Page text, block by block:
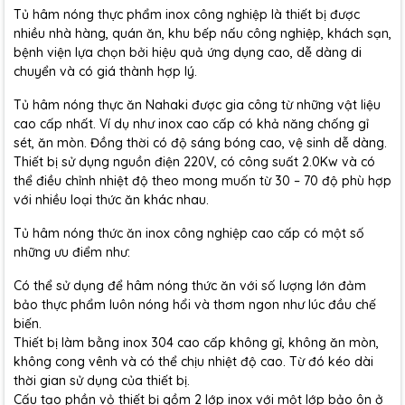
Tủ hâm nóng thực phẩm inox công nghiệp là thiết bị được
nhiều nhà hàng, quán ăn, khu bếp nấu công nghiệp, khách sạn,
bệnh viện lựa chọn bởi hiệu quả ứng dụng cao, dễ dàng di
chuyển và có giá thành hợp lý.
Tủ hâm nóng thực ăn Nahaki được gia công từ những vật liệu
cao cấp nhất. Ví dụ như inox cao cấp có khả năng chống gỉ
sét, ăn mòn. Đồng thời có độ sáng bóng cao, vệ sinh dễ dàng.
Thiết bị sử dụng nguồn điện 220V, có công suất 2.0Kw và có
thể điều chỉnh nhiệt độ theo mong muốn từ 30 – 70 độ phù hợp
với nhiều loại thức ăn khác nhau.
Tủ hâm nóng thức ăn inox công nghiệp cao cấp có một số
những ưu điểm như:
Có thể sử dụng để hâm nóng thức ăn với số lượng lớn đảm
bảo thực phẩm luôn nóng hổi và thơm ngon như lúc đầu chế
biến.
Thiết bị làm bằng inox 304 cao cấp không gỉ, không ăn mòn,
không cong vênh và có thể chịu nhiệt độ cao. Từ đó kéo dài
thời gian sử dụng của thiết bị.
Cấu tạo phần vỏ thiết bị gồm 2 lớp inox với một lớp bảo ôn ở